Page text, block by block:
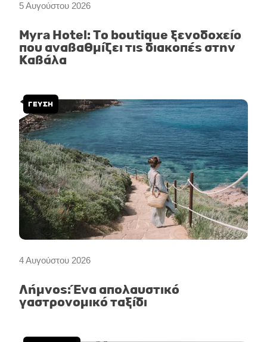
5 Αυγούστου 2026
Myra Hotel: Το boutique ξενοδοχείο
που αναβαθμίζει τις διακοπές στην
Καβάλα
4 Αυγούστου 2026
ΓΕΥΣΗ
Λήμνος: Ένα απολαυστικό
γαστρονομικό ταξίδι